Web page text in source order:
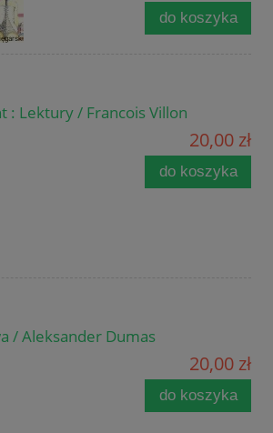
do koszyka
: Lektury / Francois Villon
20,00 zł
do koszyka
/ Aleksander Dumas
20,00 zł
do koszyka